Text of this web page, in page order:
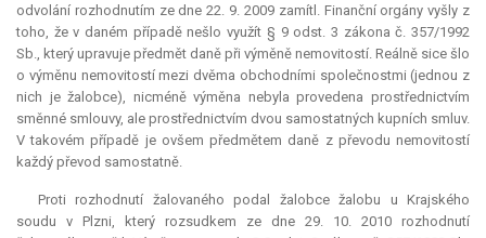
odvolání rozhodnutím ze dne 22. 9. 2009 zamítl. Finanční orgány vyšly z
toho, že v daném případě nešlo využít § 9 odst. 3 zákona č. 357/1992
Sb., který upravuje předmět daně při výměně nemovitostí. Reálně sice šlo
o výměnu nemovitostí mezi dvěma obchodními společnostmi (jednou z
nich je žalobce), nicméně výměna nebyla provedena prostřednictvím
směnné smlouvy, ale prostřednictvím dvou samostatných kupních smluv.
V takovém případě je ovšem předmětem daně z převodu nemovitostí
každý převod samostatně.
Proti rozhodnutí žalovaného podal žalobce žalobu u Krajského
soudu v Plzni, který rozsudkem ze dne 29. 10. 2010 rozhodnutí